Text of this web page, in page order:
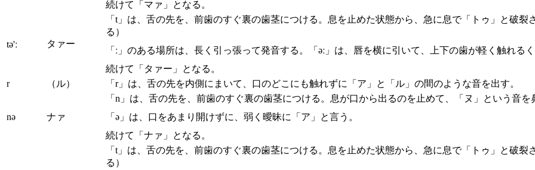
続けて「マァ」となる。
tə'ː タァー
「t」は、舌の先を、前歯のすぐ裏の歯茎につける。息を止めた状態から、急に息で「トゥ」と破
る）
「ː」のある場所は、長く引っ張って発音する。「əː」は、唇を横に引いて、上下の歯が軽く触れ
続けて「タァー」となる。
r
（ル） 「r」は、舌の先を内側にまいて、口のどこにも触れずに「ア」と「ル」の間のような音を出す。
nə ナァ
「n」は、舌の先を、前歯のすぐ裏の歯茎につける。息が口から出るのを止めて、「ヌ」という音を
「ə」は、口をあまり開けずに、弱く曖昧に「ア」と言う。
続けて「ナァ」となる。
「t」は、舌の先を、前歯のすぐ裏の歯茎につける。息を止めた状態から、急に息で「トゥ」と破
る）